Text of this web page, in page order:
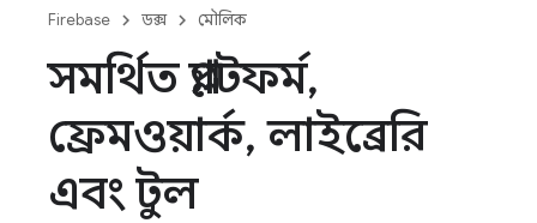
Firebase ডক্স মৌলিক
সমর্থিত প্ল্যাটফর্ম,
ফ্রেমওয়ার্ক, লাইব্রেরি
এবং টুল